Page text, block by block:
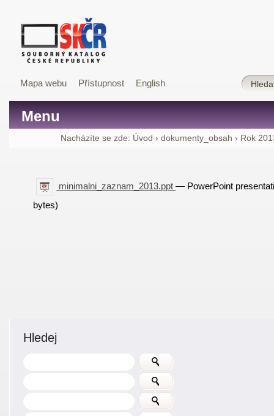
Mapa webu Přístupnost English
Menu
Nacházíte se zde: Úvod › dokumenty_obsah › Rok
minimalni_zaznam_2013.ppt— PowerPoint
bytes)
Hledej